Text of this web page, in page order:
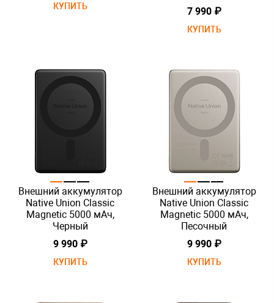
КУПИТЬ
7 990 ₽
КУПИТЬ
Внешний аккумулятор
Native Union Classic
Magnetic 5000 мАч,
Черный
9 990 ₽
КУПИТЬ
Внешний аккумулятор
Native Union Classic
Magnetic 5000 мАч,
Песочный
9 990 ₽
КУПИТЬ